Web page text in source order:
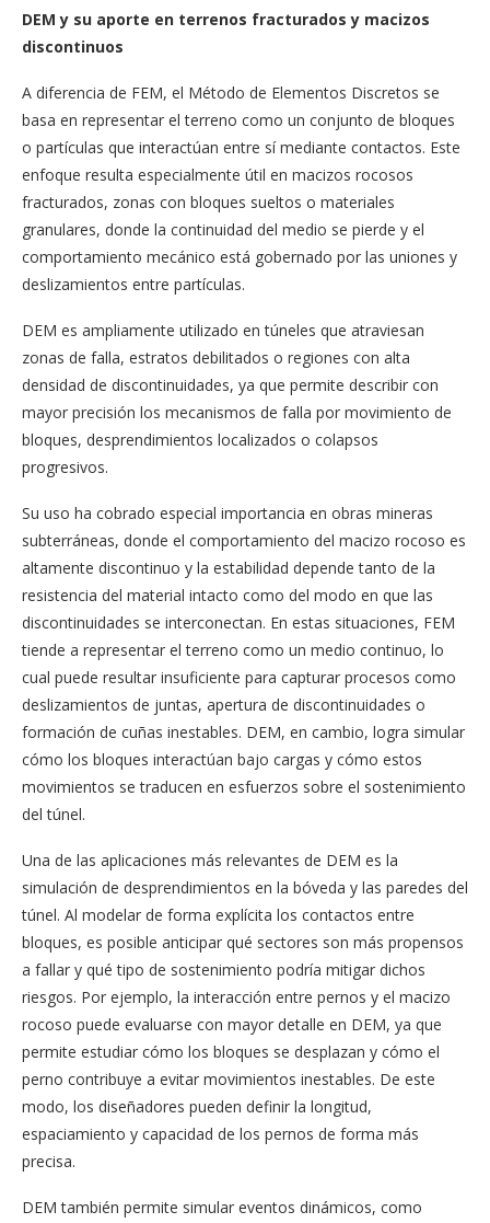
DEM y su aporte en terrenos fracturados y macizos
discontinuos
A diferencia de FEM, el Método de Elementos Discretos se
basa en representar el terreno como un conjunto de bloques
o partículas que interactúan entre sí mediante contactos. Este
enfoque resulta especialmente útil en macizos rocosos
fracturados, zonas con bloques sueltos o materiales
granulares, donde la continuidad del medio se pierde y el
comportamiento mecánico está gobernado por las uniones y
deslizamientos entre partículas.
DEM es ampliamente utilizado en túneles que atraviesan
zonas de falla, estratos debilitados o regiones con alta
densidad de discontinuidades, ya que permite describir con
mayor precisión los mecanismos de falla por movimiento de
bloques, desprendimientos localizados o colapsos
progresivos.
Su uso ha cobrado especial importancia en obras mineras
subterráneas, donde el comportamiento del macizo rocoso es
altamente discontinuo y la estabilidad depende tanto de la
resistencia del material intacto como del modo en que las
discontinuidades se interconectan. En estas situaciones, FEM
tiende a representar el terreno como un medio continuo, lo
cual puede resultar insuficiente para capturar procesos como
deslizamientos de juntas, apertura de discontinuidades o
formación de cuñas inestables. DEM, en cambio, logra simular
cómo los bloques interactúan bajo cargas y cómo estos
movimientos se traducen en esfuerzos sobre el sostenimiento
del túnel.
Una de las aplicaciones más relevantes de DEM es la
simulación de desprendimientos en la bóveda y las paredes del
túnel. Al modelar de forma explícita los contactos entre
bloques, es posible anticipar qué sectores son más propensos
a fallar y qué tipo de sostenimiento podría mitigar dichos
riesgos. Por ejemplo, la interacción entre pernos y el macizo
rocoso puede evaluarse con mayor detalle en DEM, ya que
permite estudiar cómo los bloques se desplazan y cómo el
perno contribuye a evitar movimientos inestables. De este
modo, los diseñadores pueden definir la longitud,
espaciamiento y capacidad de los pernos de forma más
precisa.
DEM también permite simular eventos dinámicos, como